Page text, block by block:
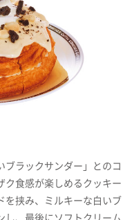
ラックサンダー」とのコ
ク食感が楽しめるクッキー
を挟み、ミルキーな白いブ